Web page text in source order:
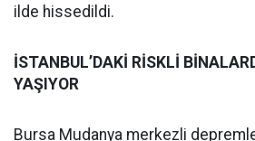
ilde hissedildi.
İSTANBUL’DAKİ RİSKLİ
YAŞIYOR
Bursa Mudanya merkezli